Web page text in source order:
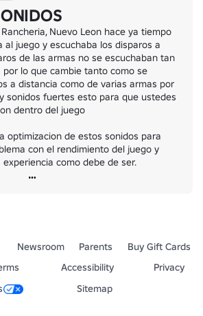
normas para mantener la armonía del grupo:
o engañosos.
sospechosos o scams.
miembros.
altos.
las reglas:
y no atiendes advertencias, serás
un daño grave, serás baneado
Nuevo Leon hace ya tiempo
al juego y escuchaba los disparos a
de las armas no se escuchaban tan
lo que cambie tanto como se
a distancia como de varias armas por
sonidos fuertes esto para que ustedes
dentro del juego
optimizacion de estos sonidos para
con el rendimiento del juego y
como debe de ser.
Newsroom Parents
Buy Gift Cards
Accessibility
Privacy
Sitemap